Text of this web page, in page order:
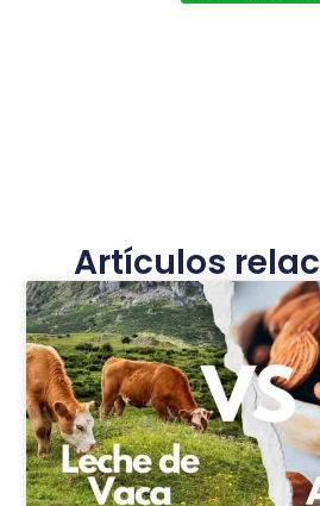
Artículos